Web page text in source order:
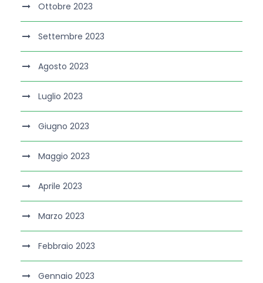
Ottobre 2023
Settembre 2023
Agosto 2023
Luglio 2023
Giugno 2023
Maggio 2023
Aprile 2023
Marzo 2023
Febbraio 2023
Gennaio 2023